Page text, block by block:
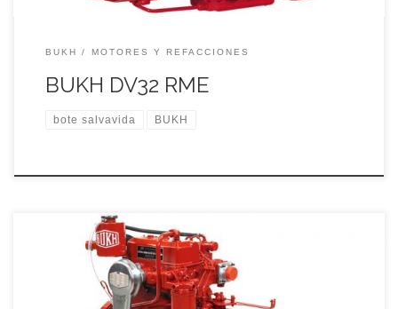
BUKH MOTORES Y REFACCIONES
BUKH DV32 RME
bote salvavida BUKH
24 caballos de fuerza eficaces y disciplinados garantizan una